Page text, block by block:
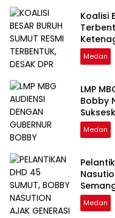
Koalisi
Sulam,
Medan
LMP
Bobby
diMedan
Medan